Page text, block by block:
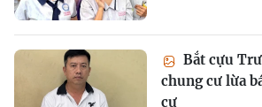
Bắt cựu
chung cư lừa
cư